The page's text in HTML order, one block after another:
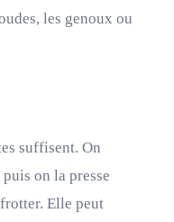
les genoux ou
suffisent. On
on la presse
Elle peut